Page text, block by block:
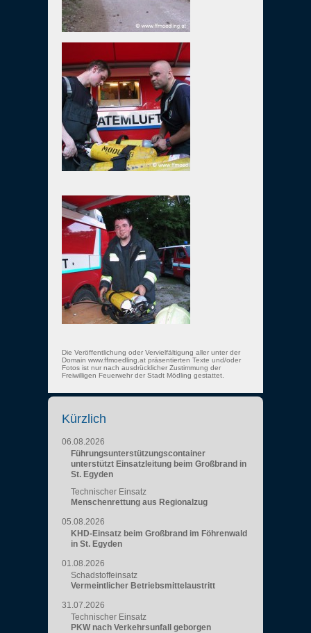
Die Veröffentlichung oder Vervielfältigung aller unter der
Domain www.ffmoedling.at präsentierten Texte und/oder
Fotos ist nur nach ausdrücklicher Zustimmung der
Freiwilligen Feuerwehr der Stadt Mödling gestattet.
Kürzlich
06.08.2026
Führungsunterstützungscontainer
unterstützt Einsatzleitung beim Großbrand in
St. Egyden
Technischer Einsatz
Menschenrettung aus Regionalzug
05.08.2026
KHD-Einsatz beim Großbrand im Föhrenwald
in St. Egyden
01.08.2026
Schadstoffeinsatz
Vermeintlicher Betriebsmittelaustritt
31.07.2026
Technischer Einsatz
PKW nach Verkehrsunfall geborgen